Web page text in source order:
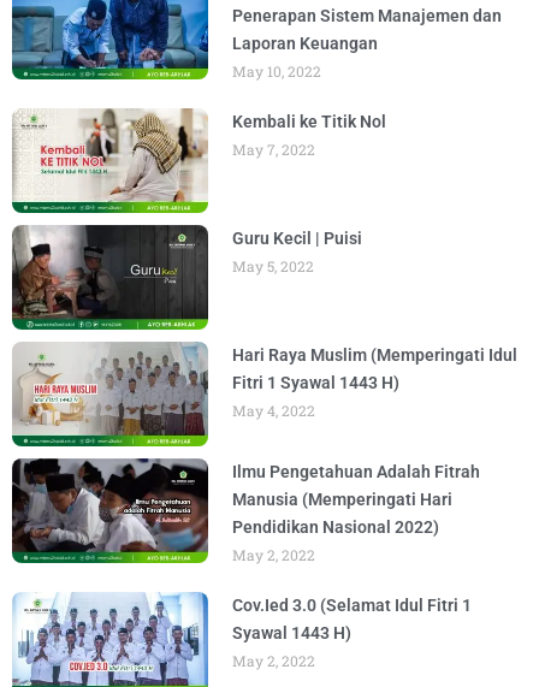
Penerapan Sistem Manajemen dan
Laporan Keuangan
May 10, 2022
Kembali ke Titik Nol
May 7, 2022
Guru Kecil | Puisi
May 5, 2022
Hari Raya Muslim (Memperingati Idul
Fitri 1 Syawal 1443 H)
May 4, 2022
Ilmu Pengetahuan Adalah Fitrah
Manusia (Memperingati Hari
Pendidikan Nasional 2022)
May 2, 2022
Cov.Ied 3.0 (Selamat Idul Fitri 1
Syawal 1443 H)
May 2, 2022